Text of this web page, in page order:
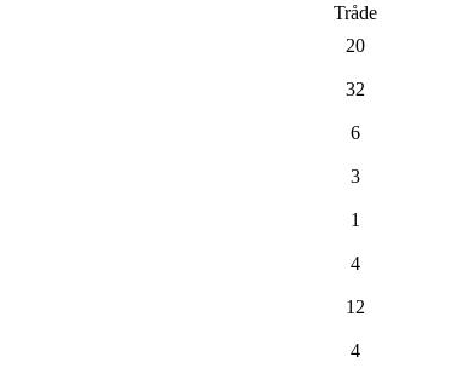
Tråde
20
32
6
3
1
4
12
4